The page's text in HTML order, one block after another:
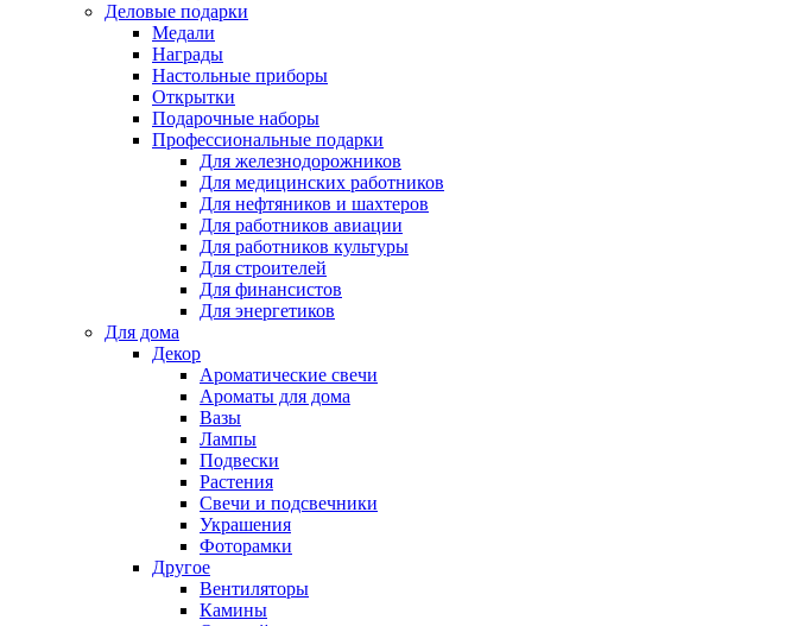
Деловые подарки
Медали
Награды
Настольные приборы
Открытки
Подарочные наборы
Профессиональные подарки
Для железнодорожников
Для медицинских работников
Для нефтяников и шахтеров
Для работников авиации
Для работников культуры
Для строителей
Для финансистов
Для энергетиков
Для дома
Декор
Ароматические свечи
Ароматы для дома
Вазы
Лампы
Подвески
Растения
Свечи и подсвечники
Украшения
Фоторамки
Другое
Вентиляторы
Камины